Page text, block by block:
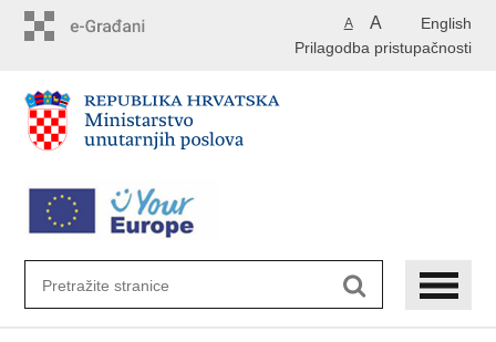
English
A A
Prilagodba pristupačnosti